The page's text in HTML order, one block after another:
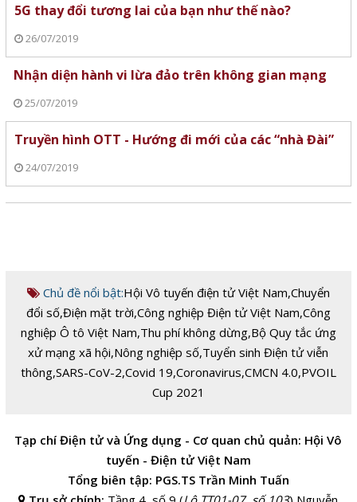
5G thay đổi tương lai của bạn như thế nào?
26/07/2019
Nhận diện hành vi lừa đảo trên không gian mạng
25/07/2019
Truyền hình OTT - Hướng đi mới của các “nhà Đài”
24/07/2019
Chủ đề nổi bật:Hội Vô tuyến điện tử Việt Nam,Chuyển
đổi số,Điện mặt trời,Công nghiệp Điện tử Việt Nam,Công
nghiệp Ô tô Việt Nam,Thu phí không dừng,Bộ Quy tắc ứng
xử mạng xã hội,Nông nghiệp số,Tuyển sinh Điện tử viễn
thông,SARS-CoV-2,Covid 19,Coronavirus,CMCN 4.0,PVOIL
Cup 2021
Tạp chí Điện tử và Ứng dụng - Cơ quan chủ quản: Hội Vô
tuyến - Điện tử Việt Nam
Tổng biên tập: PGS.TS Trần Minh Tuấn